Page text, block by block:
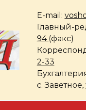
E-mail:
Главный-
94 (факс)
2-33
с.